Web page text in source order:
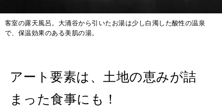
客室の露天風呂。大涌谷から引いたお湯は少し白濁した酸性の温泉
で、保温効果のある美肌の湯。
アート要素は、土地の恵みが詰
まった食事にも！